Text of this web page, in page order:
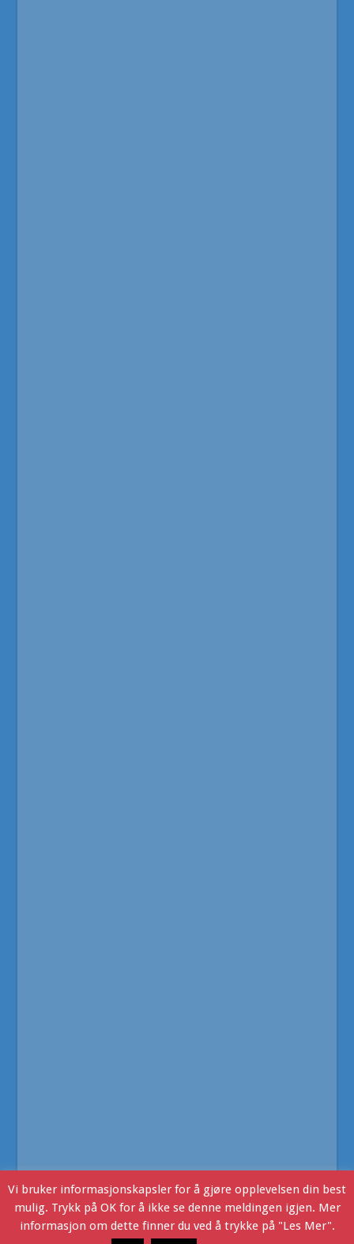
Vi bruker informasjonskapsler for å gjøre opplevelsen din best
mulig. Trykk på OK for å ikke se denne meldingen igjen. Mer
informasjon om dette finner du ved å trykke på "Les Mer".